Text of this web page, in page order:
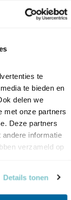
te
te bieden en
delen we
met onze partners
Deze partners
informatie
verzameld op
Details tonen
acties en tips